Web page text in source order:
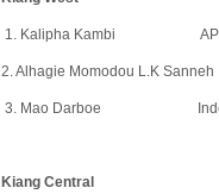
1. Kalipha Kambi
2. Alhagie Momodou L.K
3. Mao Darboe
Kiang Central